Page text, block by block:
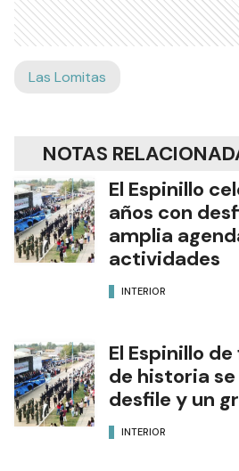
Las Lomitas
NOTAS
El Espinillo
años con
amplia
actividades
INTERIOR
El Espinillo
de historia
desfile y un
INTERIOR